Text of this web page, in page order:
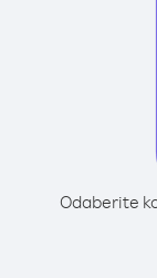
Odaberite